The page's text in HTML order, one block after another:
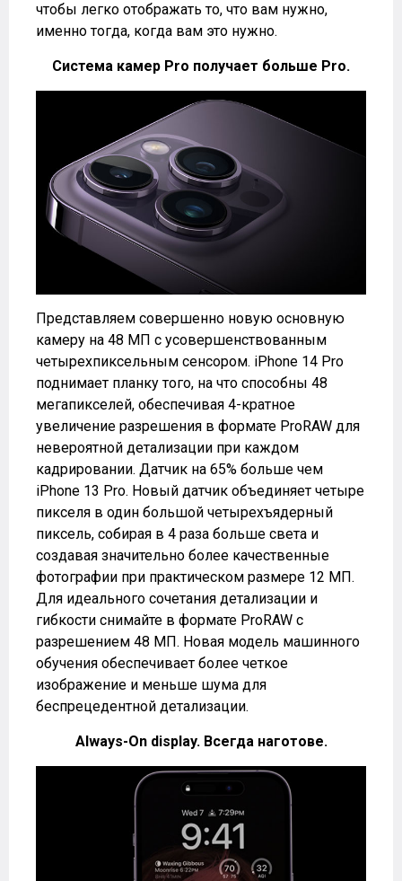
чтобы легко отображать то, что вам нужно,
именно тогда, когда вам это нужно.
Система камер Pro получает больше Pro.
Представляем совершенно новую основную
камеру на 48 МП с усовершенствованным
четырехпиксельным сенсором. iPhone 14 Pro
поднимает планку того, на что способны 48
мегапикселей, обеспечивая 4-кратное
увеличение разрешения в формате ProRAW для
невероятной детализации при каждом
кадрировании. Датчик на 65% больше чем
iPhone 13 Pro. Новый датчик объединяет четыре
пикселя в один большой четырехъядерный
пиксель, собирая в 4 раза больше света и
создавая значительно более качественные
фотографии при практическом размере 12 МП.
Для идеального сочетания детализации и
гибкости снимайте в формате ProRAW с
разрешением 48 МП. Новая модель машинного
обучения обеспечивает более четкое
изображение и меньше шума для
беспрецедентной детализации.
Always-On display. Всегда наготове.